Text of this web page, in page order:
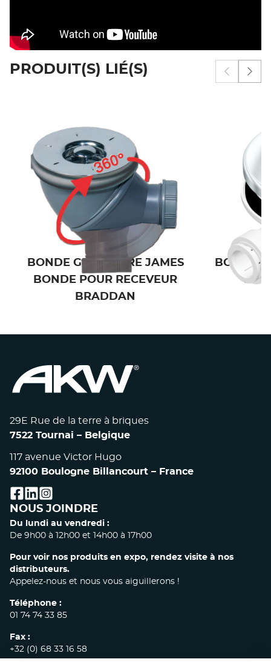
PRODUIT(S) LIÉ(S)
Afficher
BONDE GRAVITAIRE JAMES
BONDE POUR RECEVEUR
BRADDAN
BONDE
29E Rue de la terre à briques
7522 Tournai – Belgique
117 avenue Victor Hugo
92100 Boulogne Billancourt – France
facebook
linkedin
instagram
NOUS JOINDRE
Du lundi au vendredi :
De 9h00 à 12h00 et 14h00 à 17h00
Pour voir nos produits en expo, rendez visite à nos
distributeurs.
Appelez-nous et nous vous aiguillerons !
Téléphone :
01 74 74 33 85
Fax :
+32 (0) 68 33 16 58